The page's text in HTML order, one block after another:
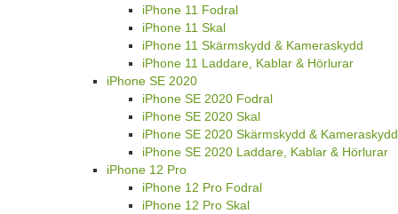
iPhone 11 Fodral
iPhone 11 Skal
iPhone 11 Skärmskydd & Kameraskydd
iPhone 11 Laddare, Kablar & Hörlurar
iPhone SE 2020
iPhone SE 2020 Fodral
iPhone SE 2020 Skal
iPhone SE 2020 Skärmskydd & Kameraskydd
iPhone SE 2020 Laddare, Kablar & Hörlurar
iPhone 12 Pro
iPhone 12 Pro Fodral
iPhone 12 Pro Skal